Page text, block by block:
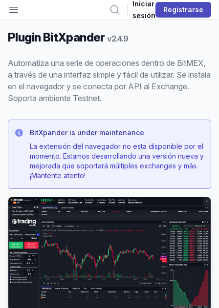
Open sidebar Buscar
Iniciar
sesión
Registrarse
Plugin BitXpanderv2.4.9
Automatiza una serie de operaciones dentro de BitMEX,
a través de una interfaz simple y fácil de utilizar. Se instala
en el navegador y se conecta por API al Exchange.
Soporta ambiente Testnet.
BitXpander is under maintenance
La extensión del navegador no está disponible por el
momento. Estamos desarrollando una versión nueva y
mejorada que soportará múltiples exchanges y más.
¡Mantente atento!